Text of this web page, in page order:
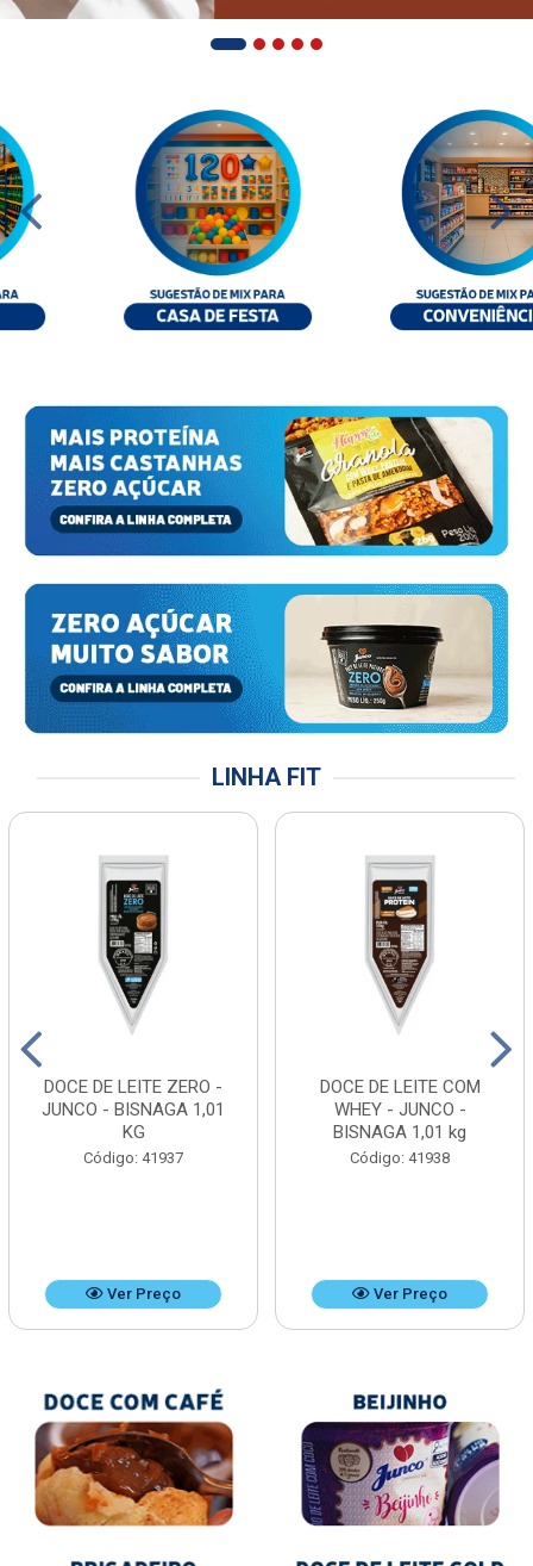
LINHA FIT
DOCE DE LEITE ZERO -
JUNCO - BISNAGA 1,01
KG
Código: 41937
Ver Preço
DOCE DE LEITE COM
WHEY - JUNCO -
BISNAGA 1,01 kg
Código: 41938
Ver Preço